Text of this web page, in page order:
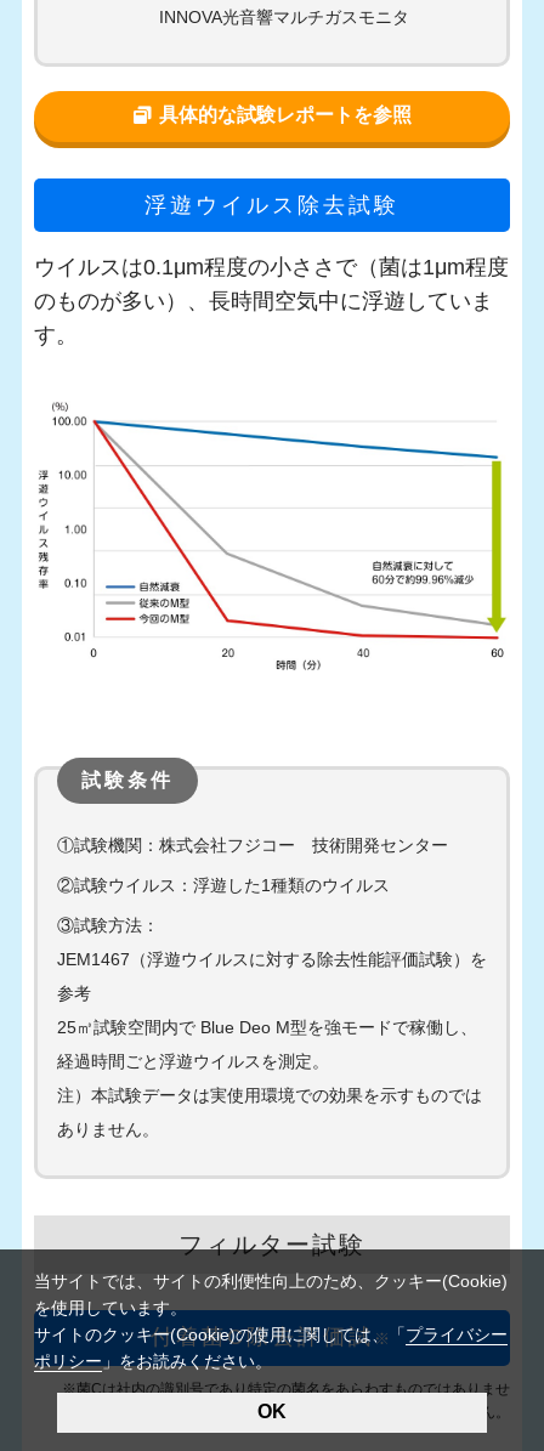
INNOVA光音響マルチガスモニタ
具体的な試験レポートを参照
浮遊ウイルス除去試験
ウイルスは0.1μm程度の小ささで（菌は1μm程度
のものが多い）、長時間空気中に浮遊していま
す。
試験条件
①試験機関：株式会社フジコー 技術開発センター
②試験ウイルス：浮遊した1種類のウイルス
③試験方法：
JEM1467（浮遊ウイルスに対する除去性能評価試験）を
参考
25㎥試験空間内で Blue Deo M型を強モードで稼働し、
経過時間ごと浮遊ウイルスを測定。
注）本試験データは実使用環境での効果を示すものでは
ありません。
フィルター試験
付着菌C除去評価試※
※菌Cは社内の識別号であり特定の菌名をあらわすものではありませ
ん。
当サイトでは、サイトの利便性向上のため、クッキー(Cookie)
を使用しています。
サイトのクッキー(Cookie)の使用に関しては、「プライバシー
ポリシー 」をお読みください。
OK